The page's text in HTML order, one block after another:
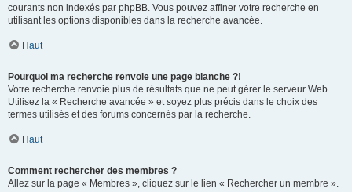
courants non indexés par phpBB. Vous pouvez affiner votre recherche en
utilisant les options disponibles dans la recherche avancée.
Haut
Pourquoi ma recherche renvoie une page blanche ?!
Votre recherche renvoie plus de résultats que ne peut gérer le serveur Web.
Utilisez la « Recherche avancée » et soyez plus précis dans le choix des
termes utilisés et des forums concernés par la recherche.
Haut
Comment rechercher des membres ?
Allez sur la page « Membres », cliquez sur le lien « Rechercher un membre ».